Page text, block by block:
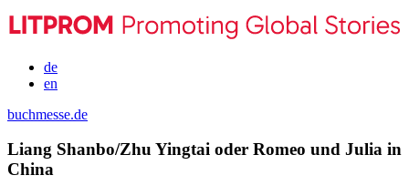
de
en
buchmesse.de
Liang Shanbo/Zhu Yingtai oder Romeo und Julia in
China